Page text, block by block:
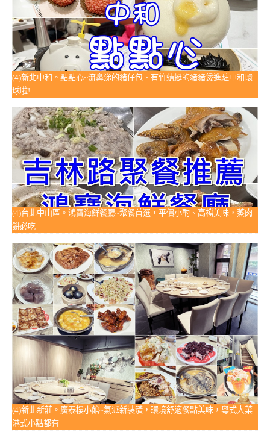
(4)新北中和。點點心~流鼻涕的豬仔包、有竹蜻蜓的豬豬煲進駐中和環
球啦!
(4)台北中山區。鴻寶海鮮餐廳~聚餐首選，平價小酌、高檔美味，蒸肉
餅必吃
(4)新北新莊。廣泰樓小館~氣派新裝潢，環境舒適餐點美味，粵式大菜
港式小點都有